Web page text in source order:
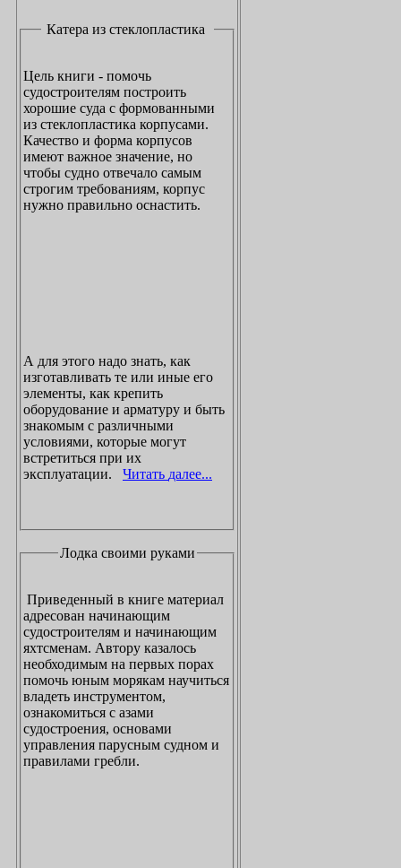
Катера из стеклопластика
Цель книги - помочь
судостроителям построить
хорошие суда с формованными
из стеклопластика корпусами.
Качество и форма корпусов
имеют важное значение, но
чтобы судно отвечало самым
строгим требованиям, корпус
нужно правильно оснастить.
А для этого надо знать, как
изготавливать те или иные его
элементы, как крепить
оборудование и арматуру и быть
знакомым с различными
условиями, которые могут
встретиться при их
эксплуатации.
Читать далее...
Лодка своими руками
Приведенный в книге материал
адресован начинающим
судостроителям и начинающим
яхтсменам. Автору казалось
необходимым на первых порах
помочь юным морякам научиться
владеть инструментом,
ознакомиться с азами
судостроения, основами
управления парусным судном и
правилами гребли.